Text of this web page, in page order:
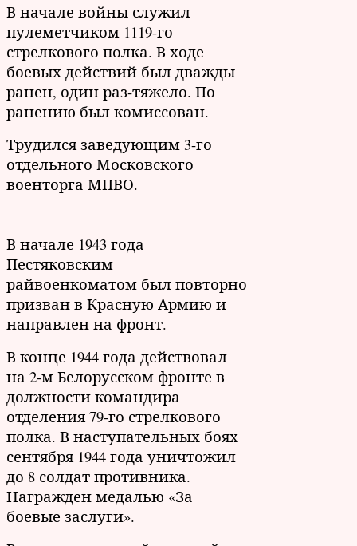
В начале войны служил
пулеметчиком 1119-го
стрелкового полка. В ходе
боевых действий был дважды
ранен, один раз-тяжело. По
ранению был комиссован.
Трудился заведующим 3-го
отдельного Московского
военторга МПВО.
В начале 1943 года
Пестяковским
райвоенкоматом был повторно
призван в Красную Армию и
направлен на фронт.
В конце 1944 года действовал
на 2-м Белорусском фронте в
должности командира
отделения 79-го стрелкового
полка. В наступательных боях
сентября 1944 года уничтожил
до 8 солдат противника.
Награжден медалью «За
боевые заслуги».